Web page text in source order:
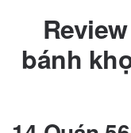
bánh